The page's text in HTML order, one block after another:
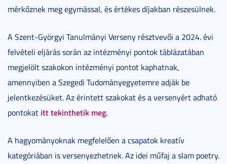
mérkőznek meg egymással, és értékes díjakban részesülnek.
A Szent-Györgyi Tanulmányi Verseny résztvevői a 2024. évi
felvételi eljárás során az intézményi pontok táblázatában
megjelölt szakokon intézményi pontot kaphatnak,
amennyiben a Szegedi Tudományegyetemre adják be
jelentkezésüket. Az érintett szakokat és a versenyért adható
pontokat itt tekinthetik meg.
A hagyományoknak megfelelően a csapatok kreatív
kategóriában is versenyezhetnek. Az idei műfaj a slam poetry.